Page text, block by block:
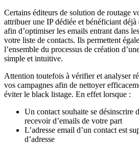
Certains éditeurs de solution de routage
attribuer une IP dédiée et bénéficiant
afin d’optimiser les emails entrant dans
votre liste de contacts. Ils permettent
l’ensemble du processus de création
simple et intuitive.
Attention toutefois à vérifier et analyser
vos campagnes afin de nettoyer
éviter le black listage. En effet lorsque :
Un contact souhaite se désinscrire
recevoir d’emails de votre part
L’adresse email d’un contact est
d’adresse